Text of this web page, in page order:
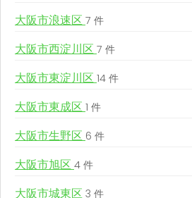
大阪市浪速区 7 件
大阪市西淀川区 7 件
大阪市東淀川区 14 件
大阪市東成区 1 件
大阪市生野区 6 件
大阪市旭区 4 件
大阪市城東区 3 件